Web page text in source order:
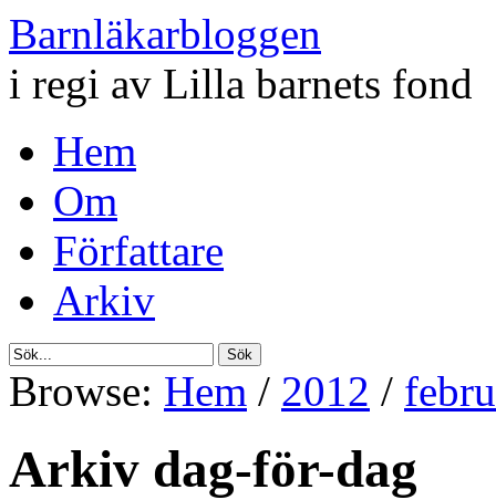
Barnläkarbloggen
i regi av Lilla barnets fond
Hem
Om
Författare
Arkiv
Browse: Hem / 2012 /
Arkiv dag-för-dag